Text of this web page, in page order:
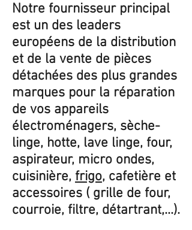
Notre fournisseur principal
est un des leaders
européens de la distribution
et de la vente de pièces
détachées des plus grandes
marques pour la réparation
de vos appareils
électroménagers, sèche-
linge, hotte, lave linge, four,
aspirateur, micro ondes,
cuisinière, frigo, cafetière et
accessoires ( grille de four,
courroie, filtre, détartrant,...).